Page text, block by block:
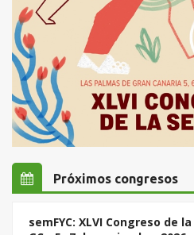
Próximos congresos
semFYC: XLVI Congreso de